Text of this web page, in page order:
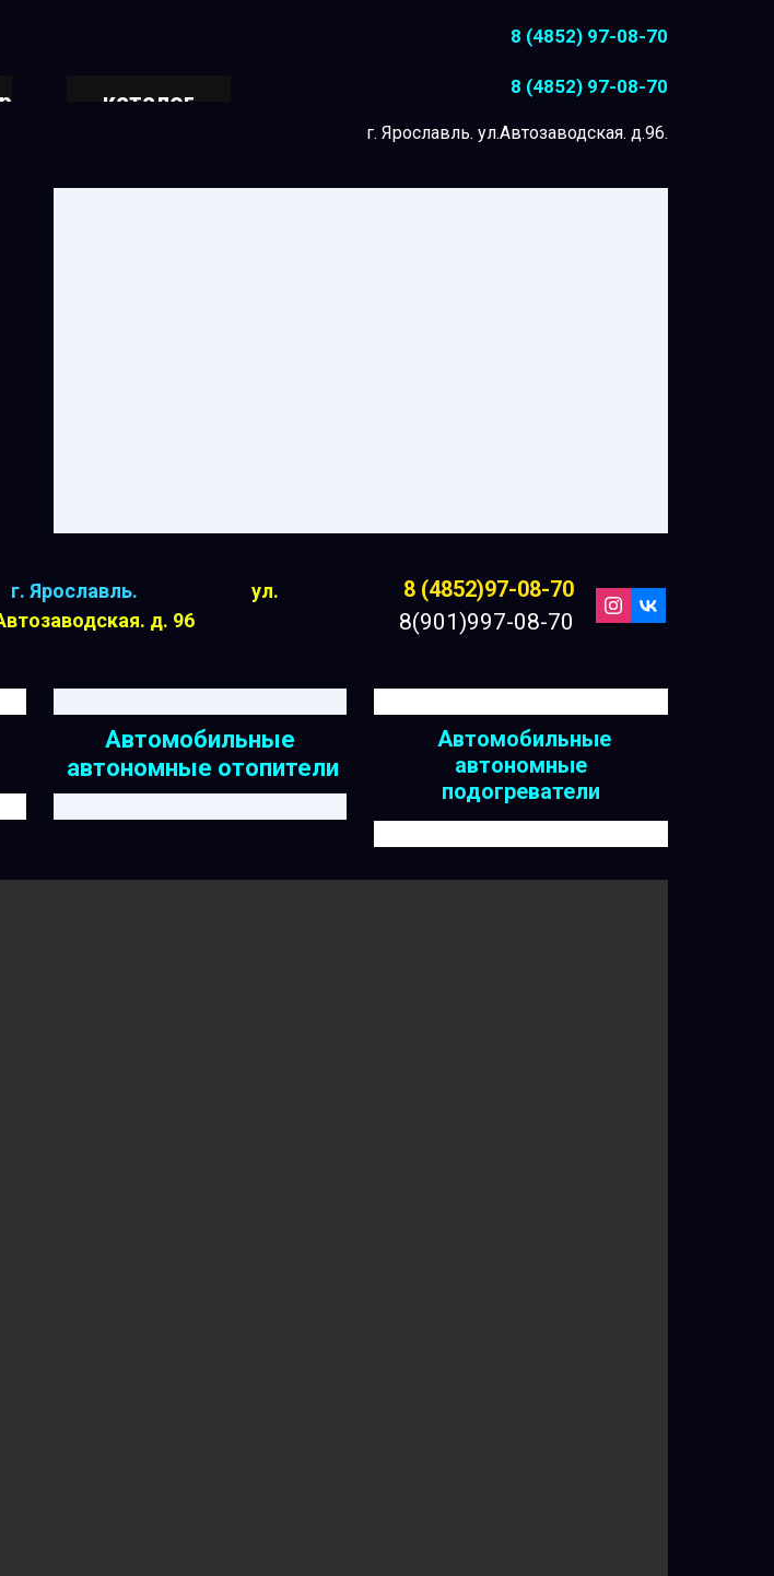
каталог
8 (4852) 97-08-70
8 (4852) 97-08-70
г. Ярославль. ул.Автозаводская. д.96.
г. Ярославль.
ул.
д. 96
8 (4852)97-08-70
8(901)997-08-70
Автомобильные
автономные отопители
Автомобильные
автономные
подогреватели